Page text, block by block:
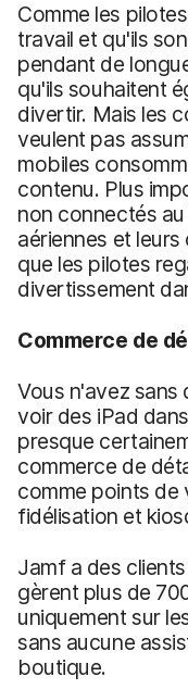
Comme les
travail et qu'ils
pendant de
qu'ils souhaitent
divertir. Mais les
veulent pas
mobiles
contenu. Plus
non connectés
aériennes et
que les pilotes
divertissement
Commerce de
Vous n'avez
voir des iPad
presque
commerce de
comme points de
fidélisation et
Jamf a des
gèrent plus de
uniquement sur
sans aucune
boutique.